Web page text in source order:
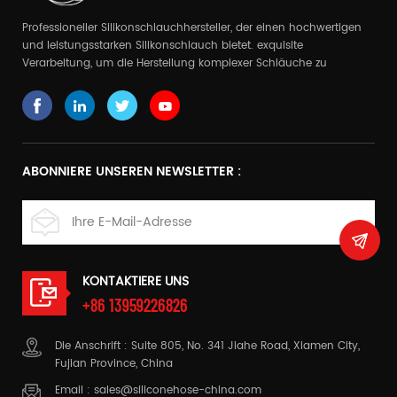
Professioneller Silikonschlauchhersteller, der einen hochwertigen
und leistungsstarken Silikonschlauch bietet. exquisite
Verarbeitung, um die Herstellung komplexer Schläuche zu
ABONNIERE UNSEREN NEWSLETTER :
KONTAKTIERE UNS
+86 13959226826
Die Anschrift : Suite 805, No. 341 Jiahe Road, Xiamen City,
Fujian Province, China
Email : sales@siliconehose-china.com